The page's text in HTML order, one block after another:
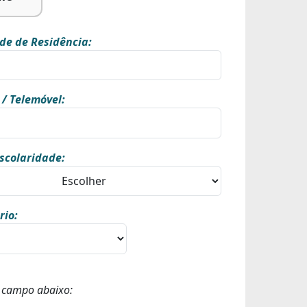
de Residência:
Telemóvel:
abaixo: